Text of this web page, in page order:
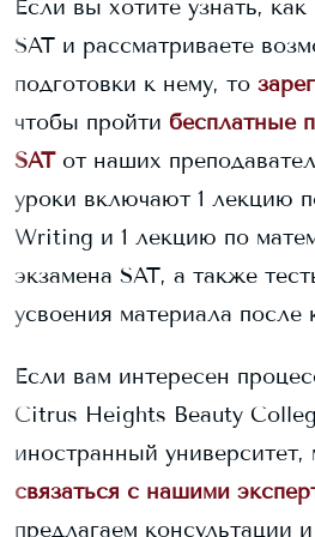
Если вы хотите узнать,
SAT и рассматриваете
подготовки к нему, то
чтобы пройти бесплатные
SAT от наших
уроки включают 1 лекцию
Writing и 1 лекцию по
экзамена SAT, а также
усвоения материала после
Если вам интересен
Citrus Heights Beauty
иностранный
связаться с нашими
предлагаем консультации